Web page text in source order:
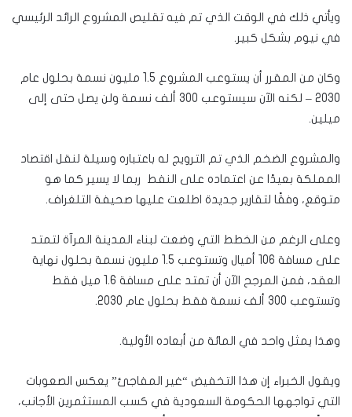
ويأتي ذلك في الوقت الذي تم فيه تقليص المشروع الرائد الرئيسي
في نيوم بشكل كبير.
وكان من المقرر أن يستوعب المشروع 1.5 مليون نسمة بحلول عام
2030 – لكنه الآن سيستوعب 300 ألف نسمة ولن يصل حتى إلى
ميلين.
والمشروع الضخم الذي تم الترويج له باعتباره وسيلة لنقل اقتصاد
المملكة بعيدًا عن اعتماده على النفط ربما لا يسير كما هو
متوقع، وفقًا لتقارير جديدة اطلعت عليها صحيفة التلغراف.
وعلى الرغم من الخطط التي وضعت لبناء المدينة المرآة لتمتد
على مسافة 106 أميال وتستوعب 1.5 مليون نسمة بحلول نهاية
العقد، فمن المرجح الآن أن تمتد على مسافة 1.6 ميل فقط
وتستوعب 300 ألف نسمة فقط بحلول عام 2030.
وهذا يمثل واحد في المائة من أبعاده الأولية.
ويقول الخبراء إن هذا التخفيض “غير المفاجئ” يعكس الصعوبات
التي تواجهها الحكومة السعودية في كسب المستثمرين الأجانب،